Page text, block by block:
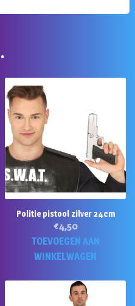
Politie pistool zilver 24cm
€4,50
TOEVOEGEN AAN
WINKELWAGEN